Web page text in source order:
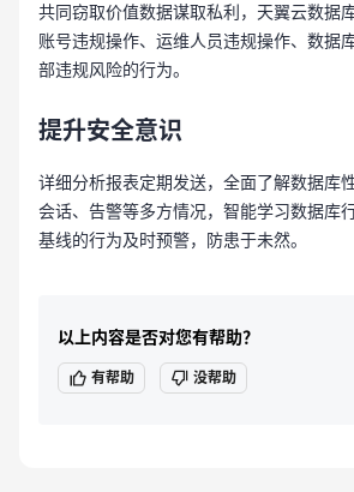
共同窃取价值数据谋取私利，天翼云数据
账号违规操作、运维人员违规操作、数据
部违规风险的行为。
提升安全意识
详细分析报表定期发送，全面了解数据库
会话、告警等多方情况，智能学习数据库
基线的行为及时预警，防患于未然。
以上内容是否对您有帮助？
有帮助 没帮助